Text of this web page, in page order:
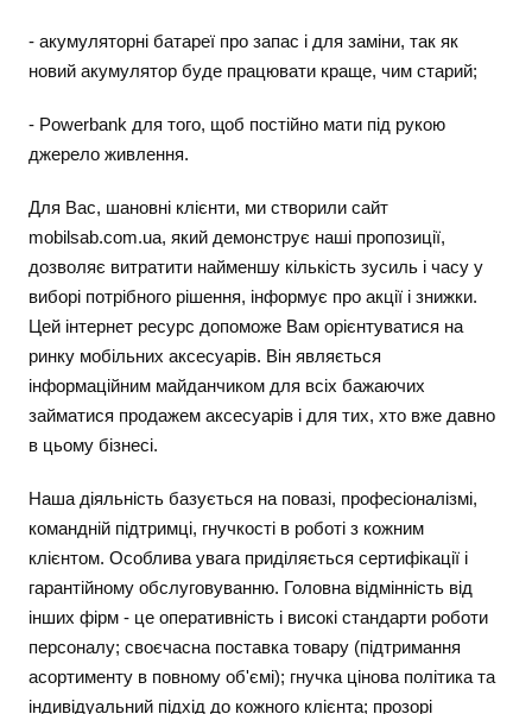
- акумуляторні батареї про запас і для заміни, так як
новий акумулятор буде працювати краще, чим старий;
- Powerbank для того, щоб постійно мати під рукою
джерело живлення.
Для Вас, шановні клієнти, ми створили сайт
mobilsab.com.ua, який демонструє наші пропозиції,
дозволяє витратити найменшу кількість зусиль і часу у
виборі потрібного рішення, інформує про акції і знижки.
Цей інтернет ресурс допоможе Вам орієнтуватися на
ринку мобільних аксесуарів. Він являється
інформаційним майданчиком для всіх бажаючих
займатися продажем аксесуарів і для тих, хто вже давно
в цьому бізнесі.
Наша діяльність базується на повазі, професіоналізмі,
командній підтримці, гнучкості в роботі з кожним
клієнтом. Особлива увага приділяється сертифікації і
гарантійному обслуговуванню. Головна відмінність від
інших фірм - це оперативність і високі стандарти роботи
персоналу; своєчасна поставка товару (підтримання
асортименту в повному об'ємі); гнучка цінова політика та
індивідуальний підхід до кожного клієнта; прозорі